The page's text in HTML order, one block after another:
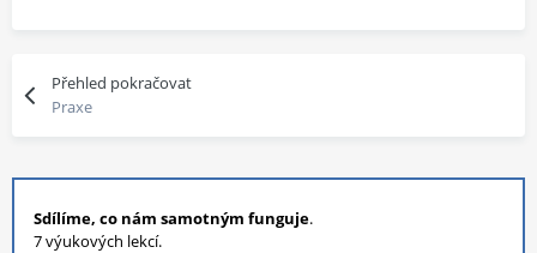
Přehled pokračovat
Praxe
Sdílíme, co nám samotným funguje.
7 výukových lekcí.